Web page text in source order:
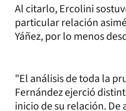
Al citarlo, Ercolini
particular relación
Yáñez, por lo menos
"El análisis de toda la
Fernández ejerció
inicio de su relación. De